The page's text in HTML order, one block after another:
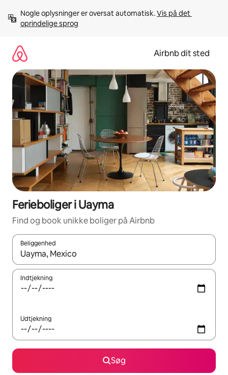
videre
Nogle oplysninger er oversat automatisk. Vis på det
oprindelige sprog
Airbnb dit sted
Ferieboliger i Uayma
Find og book unikke boliger på Airbnb
Beliggenhed
Når resultaterne er tilgængelige, skal du navigere med
Indtjekning
Udtjekning
Søg